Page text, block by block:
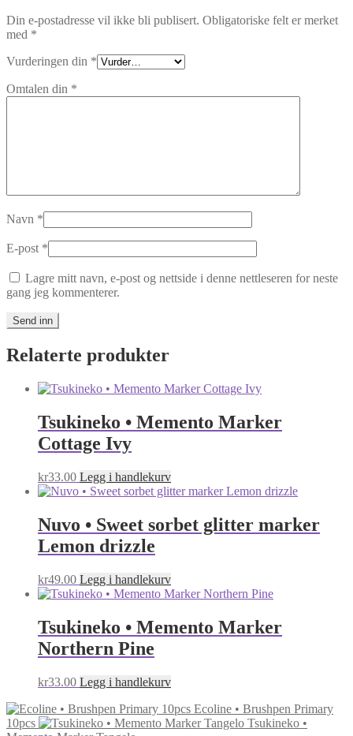
Din e-postadresse vil ikke bli publisert. Obligatoriske felt er merket
med *
Vurderingen din *
Omtalen din *
Navn *
E-post *
Lagre mitt navn, e-post og nettside i denne nettleseren for neste
gang jeg kommenterer.
Relaterte produkter
Tsukineko • Memento Marker
Cottage Ivy
kr33.00 Legg i handlekurv
Nuvo • Sweet sorbet glitter marker
Lemon drizzle
kr49.00 Legg i handlekurv
Tsukineko • Memento Marker
Northern Pine
kr33.00 Legg i handlekurv
Ecoline • Brushpen Primary
10pcs
Tsukineko •